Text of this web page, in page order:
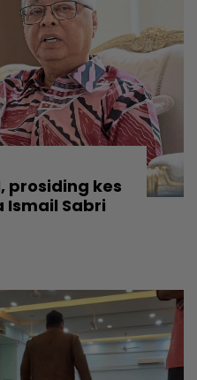
prosiding kes
Sabri